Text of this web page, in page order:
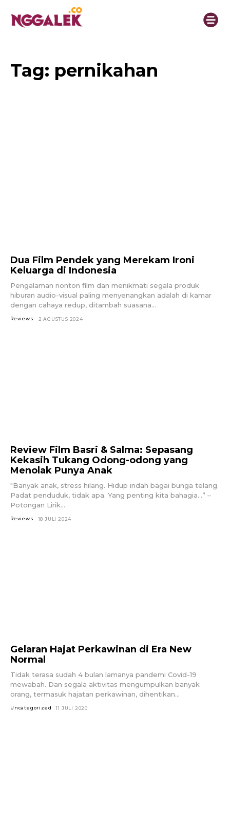
Tag: pernikahan
Dua Film Pendek yang Merekam Ironi
Keluarga di Indonesia
Pengalaman nonton film dan menikmati segala produk
hiburan audio-visual paling menyenangkan adalah di kamar
dengan cahaya redup, ditambah suasana...
Reviews 2 AGUSTUS 2024
Review Film Basri & Salma: Sepasang
Kekasih Tukang Odong-odong yang
Menolak Punya Anak
"Banyak anak, stress hilang. Hidup indah bagai bunga telang.
Padat penduduk, tidak apa. Yang penting kita bahagia...” –
Potongan Lirik...
Reviews 18 JULI 2024
Gelaran Hajat Perkawinan di Era New
Normal
Tidak terasa sudah 4 bulan lamanya pandemi Covid-19
mewabah. Dan segala aktivitas mengumpulkan banyak
orang, termasuk hajatan perkawinan, dihentikan...
Uncategorized 11 JULI 2020